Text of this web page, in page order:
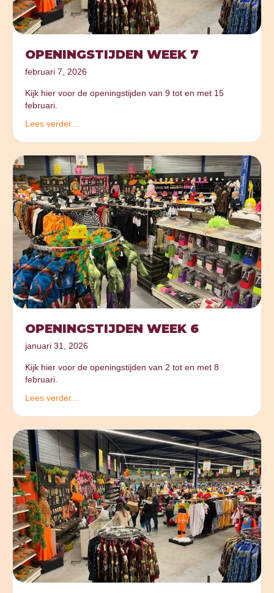
OPENINGSTIJDEN WEEK 7
februari 7, 2026
Kijk hier voor de openingstijden van 9 tot en met 15
februari.
Lees verder...
OPENINGSTIJDEN WEEK 6
januari 31, 2026
Kijk hier voor de openingstijden van 2 tot en met 8
februari.
Lees verder...